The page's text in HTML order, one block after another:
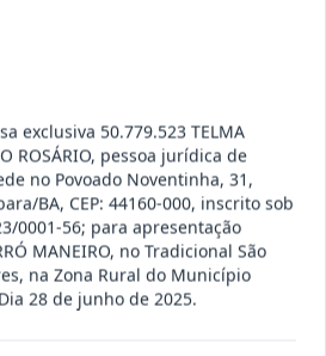
Data: 07/08/2026 Ver detalhes
de oficinas
especializada para pres
exclusiva 50.779.523 TELMA
ROSÁRIO, pessoa jurídica de
no Povoado Noventinha, 31,
BA, CEP: 44160-000, inscrito sob
0001-56; para apresentação
MANEIRO, no Tradicional São
na Zona Rural do Município
28 de junho de 2025.